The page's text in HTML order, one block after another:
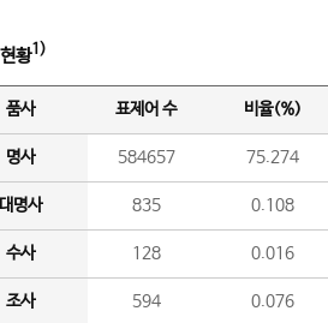
황1)
품사 표제어 수 비율(%)
명사 584657 75.274
명사 835 0.108
수사 128 0.016
조사 594 0.076